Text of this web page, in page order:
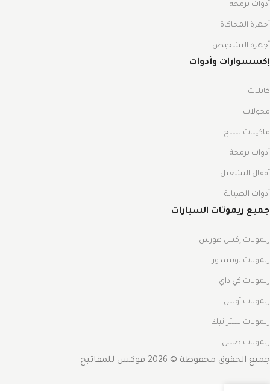
أدوات برمجة
أجهزة المحاكاة
أجهزة التشخيص
إكسسوارات وأدوات
كابلات
محولات
ماكينات نسخ
أدوات برمجة
أقفال التشغيل
أدوات الصيانة
جميع ريموتات السيارات
ريموتات إكس هورس
ريموتات لونسدور
ريموتات كي داي
ريموتات أوتيل
ريموتات ستراتيك
ريموتات صيني
جميع الحقوق محفوظة © 2026 فوكس للمفاتيح